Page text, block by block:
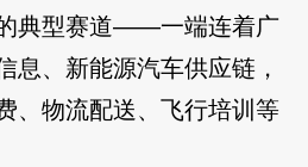
典型赛道——一端连着广
息、新能源汽车供应链，
、物流配送、飞行培训等